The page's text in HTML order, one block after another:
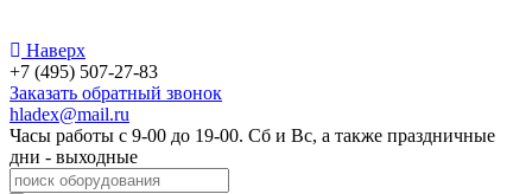
Наверх
+7 (495) 507-27-83
Заказать обратный звонок
hladex@mail.ru
Часы работы с 9-00 до 19-00. Сб и Вс, а также праздничные
дни - выходные